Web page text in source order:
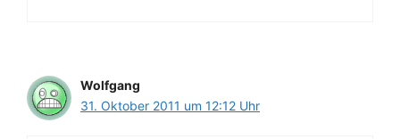
Wolfgang
31. Oktober 2011 um 12:12 Uhr